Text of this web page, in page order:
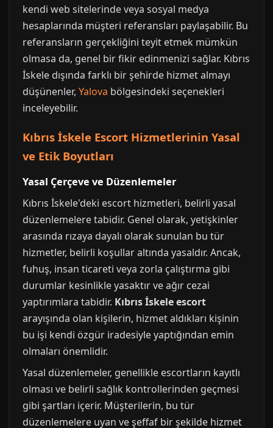
kendi web sitelerinde veya sosyal medya
hesaplarında müşteri referansları paylaşabilir. Bu
referansların gerçekliğini teyit etmek mümkün
olmasa da, genel bir fikir edinmenizi sağlar. Kıbrıs
İskele dışında farklı bir şehirde hizmet almayı
düşünenler, Yalova bölgesindeki seçenekleri
inceleyebilir.
Kıbrıs İskele Escort Hizmetlerinin Yasal
ve Etik Boyutları
Yasal Çerçeve ve Düzenlemeler
Kıbrıs İskele'deki escort hizmetleri, belirli yasal
düzenlemelere tabidir. Genel olarak, yetişkinler
arasında rızaya dayalı olarak sunulan bu tür
hizmetler, belirli koşullar altında yasaldır. Ancak,
fuhuş, insan ticareti veya zorla çalıştırma gibi
durumlar kesinlikle yasaktır ve ağır cezai
yaptırımlara tabidir. Kıbrıs İskele escort
arayışında olan kişilerin, hizmet aldıkları kişinin
bu işi kendi özgür iradesiyle yaptığından emin
olmaları önemlidir.
Yasal düzenlemeler, genellikle escortların kayıtlı
olması ve belirli sağlık kontrollerinden geçmesi
gibi şartları içerir. Müşterilerin, bu tür
düzenlemelere uyan ve şeffaf bir şekilde hizmet